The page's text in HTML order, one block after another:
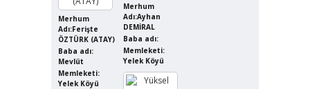
Merhum
Adı:Ferişte
ÖZTÜRK (ATAY)
Baba adı:
Mevlüt
Memleketi:
Yelek Köyü
Merhum
Adı:Ayhan
DEMİRAL
Baba adı:
Memleketi:
Yelek Köyü